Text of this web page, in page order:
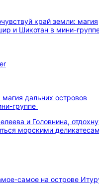
дальних островов
группе
и Головнина,
морскими